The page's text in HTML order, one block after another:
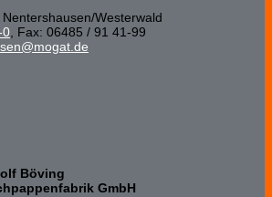
Wester­wald
0 , Fax: 06485 / 91 41-99
Böving
GmbH